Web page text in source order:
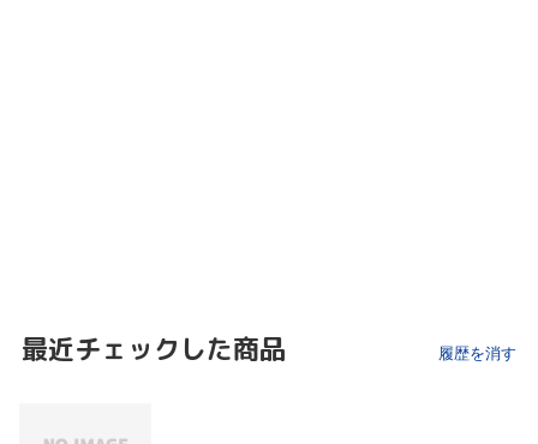
最近チェックした商品 履歴を消す